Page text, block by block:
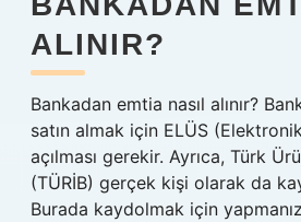
ALINIR?
Bankadan emtia nasıl alınır?
satın almak için ELÜS
açılması gerekir. Ayrıca, Türk
(TÜRİB) gerçek kişi olarak da
Burada kaydolmak için